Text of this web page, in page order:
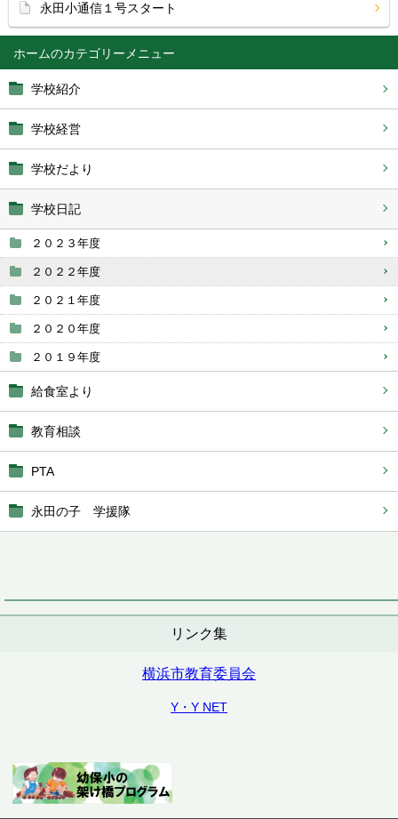
ホーム
学校紹介
学校経営
学校だより
学校日記
２０２３年度
２０２２年度
２０２１年度
２０２０年度
２０１９年度
給食室より
教育相談
PTA
永田の子 学援隊
リンク集
横浜市教育委員会
Y・Y NET
永田小通信１号スタート